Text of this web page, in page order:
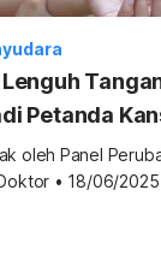
Petanda
Ini
oleh Panel
• 18/06/2025